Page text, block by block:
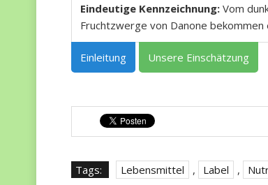
Eindeutige Kennzeichnung: Vom
Fruchtzwerge von Danone
Einleitung Unsere Einschätzung
Tags: Lebensmittel , Label ,